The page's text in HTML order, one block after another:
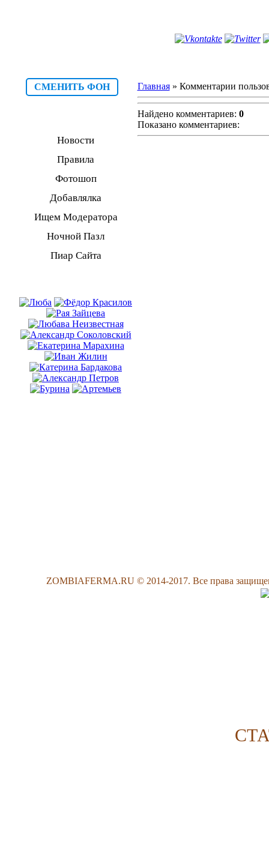
СМЕНИТЬ ФОН
Новости
Правила
Фотошоп
Добавлялка
Ищем Модератора
Ночной Пазл
Пиар Сайта
Главная» Комментарии
Найдено комментариев: 0
Показано комментариев:
ZOMBIAFERMA.RU © 2014-2017. Все права